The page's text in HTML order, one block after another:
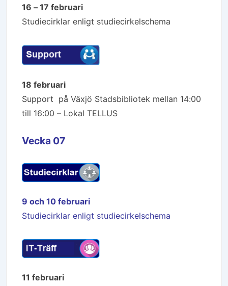
16 – 17 februari
Studiecirklar enligt studiecirkelschema
18 februari
Support på Växjö Stadsbibliotek mellan 14:00
till 16:00 – Lokal TELLUS
Vecka 07
9 och 10 februari
Studiecirklar enligt studiecirkelschema
11 februari